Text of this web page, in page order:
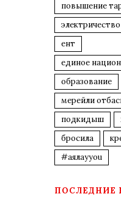
повышение
электричество
ент
единое
образование
мерейли
подкидыш
бросила
#аялауyou
ПОСЛЕДНИЕ